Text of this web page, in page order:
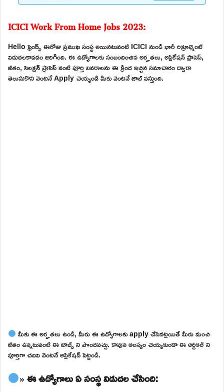
ICICI Work From Home Jobs 2023:
Hello ఫ్రెండ్స్ ఈరోజు ప్రముఖ సంస్థ అయినటువంటి ICICI నుండి భారీ రిక్రూట్మెంట్
విడుదలకావడం జరిగింది. ఈ ఉద్యోగాలకు సంబందించిన అర్హతలు, అప్లికేషన్ ప్రాసెస్,
జీతం, సెలక్షన్ ప్రాసెస్ వంటి పూర్తి వివరాలను ఈ క్రింద ఇచ్చిన సమాచారం ద్వారా
తెలుసుకొని వెంటనే Apply చెయ్యండి మీకు వెంటనే జాబ్ వస్తుంది.
మీకు ఈ అర్హతలు ఉండి, మీరు ఈ ఉద్యోగాలకు apply చేసినట్లయితే మీరు మంచి
జీతం ఉన్నటువంటి ఈ జాబ్స్ ని పొందవచ్చు. కావున ఆలస్యం చెయ్యకుండా ఈ ఆర్టికల్ ని
పూర్తిగా చదివి వెంటనే అప్లికేషన్ పెట్టండి.
» ఈ ఉద్యోగాలు ఏ సంస్థ విడుదల చేసింది: